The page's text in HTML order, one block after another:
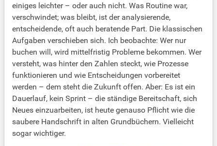
einiges leichter – oder auch nicht. Was Routine war,
verschwindet; was bleibt, ist der analysierende,
entscheidende, oft auch beratende Part. Die klassischen
Aufgaben verschieben sich. Ich beobachte: Wer nur
buchen will, wird mittelfristig Probleme bekommen. Wer
versteht, was hinter den Zahlen steckt, wie Prozesse
funktionieren und wie Entscheidungen vorbereitet
werden – dem steht die Zukunft offen. Aber: Es ist ein
Dauerlauf, kein Sprint – die ständige Bereitschaft, sich
Neues einzuarbeiten, ist heute genauso Pflicht wie die
saubere Handschrift in alten Grundbüchern. Vielleicht
sogar wichtiger.